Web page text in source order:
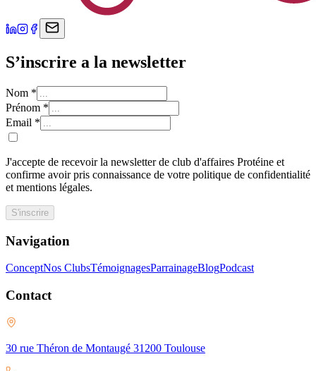
S’inscrire a la newsletter
Nom *
Prénom *
Email *
J'accepte de recevoir la newsletter de club d'affaires Protéine et
confirme avoir pris connaissance de votre politique de confidentialité
et mentions légales.
S'inscrire
Navigation
ConceptNos ClubsTémoignagesParrainageBlogPodcast
Contact
30 rue Théron de Montaugé 31200 Toulouse